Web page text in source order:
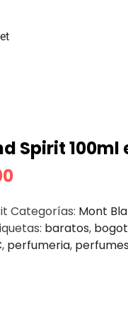
100ml Edt
Spirit 100ml
Categorías: Mont
baratos,
, perfumeria, perfumes